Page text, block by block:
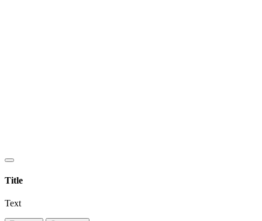
Title
Text